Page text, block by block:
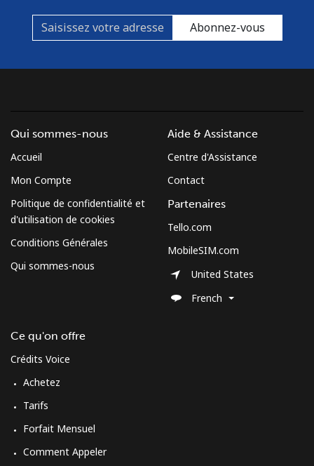
Abonnez-vous
Qui sommes-nous
Accueil
Mon Compte
Politique de confidentialité et
d'utilisation de cookies
Conditions Générales
Qui sommes-nous
Ce qu'on offre
Crédits Voice
Achetez
Tarifs
Forfait Mensuel
Comment Appeler
Aide & Assistance
Centre d'Assistance
Contact
Partenaires
Tello.com
MobileSIM.com
United States
French